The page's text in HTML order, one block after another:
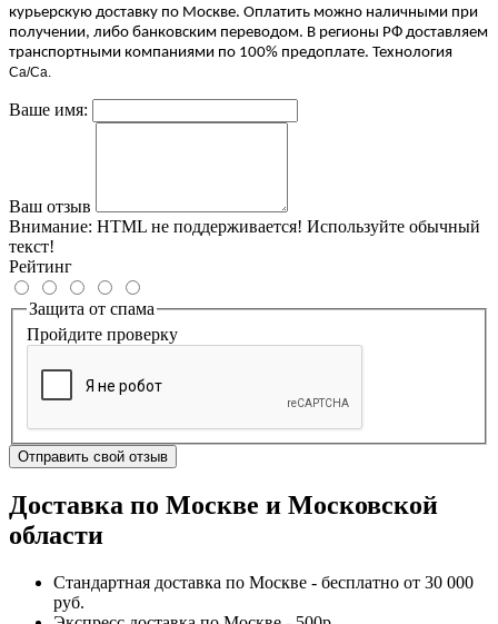
курьерскую доставку по Москве. Оплатить можно наличными при
получении, либо банковским переводом. В регионы РФ доставляем
транспортными компаниями по 100% предоплате. Технология
Ca/Ca.
Ваше имя:
Ваш отзыв
Внимание: HTML не поддерживается! Используйте обычный
текст!
Рейтинг
Защита от спама
Пройдите проверку
Отправить свой отзыв
Доставка по Москве и Московской
области
Стандартная доставка по Москве - бесплатно от 30 000
руб.